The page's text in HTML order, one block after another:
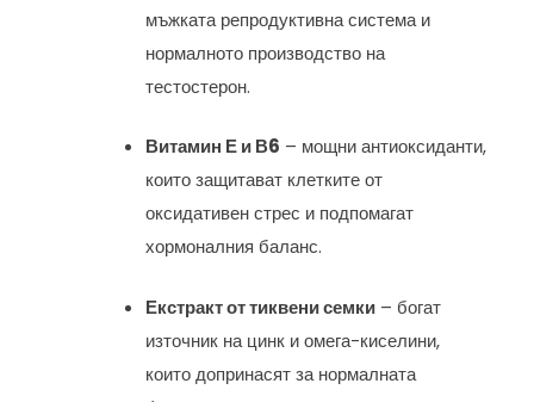
мъжката репродуктивна система и
нормалното производство на
тестостерон.
Витамин Е и В6 – мощни антиоксиданти,
които защитават клетките от
оксидативен стрес и подпомагат
хормоналния баланс.
Екстракт от тиквени семки – богат
източник на цинк и омега-киселини,
които допринасят за нормалната